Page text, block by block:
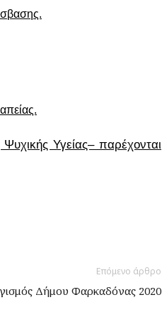
Υγείας– παρέχονται
Επόμενο άρθρο
Δήμου Φαρκαδόνας 2020